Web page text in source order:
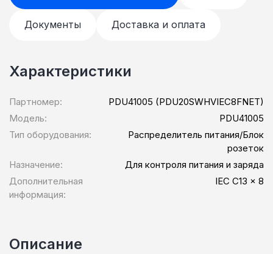
Документы Доставка и оплата
Характеристики
Партномер:
PDU41005 (PDU20SWHVIEC8FNET)
Модель:
PDU41005
Тип оборудования:
Распределитель питания/Блок
розеток
Назначение:
Для контроля питания и заряда
Дополнительная
информация:
IEC C13 x 8
Описание